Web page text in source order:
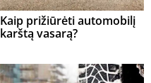
Kaip prižiūrėti automobilį
karštą vasarą?